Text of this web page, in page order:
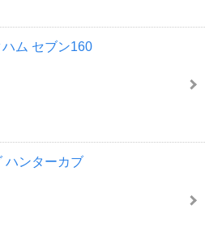
ム セブン160
ハンターカブ